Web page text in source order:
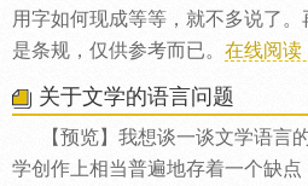
用字如何现成等等，就不多说了
是条规，仅供参考而已。 在线阅读
关于文学的语言问题
【预览】我想谈一谈文学语言
学创作上相当普遍地存着一个缺